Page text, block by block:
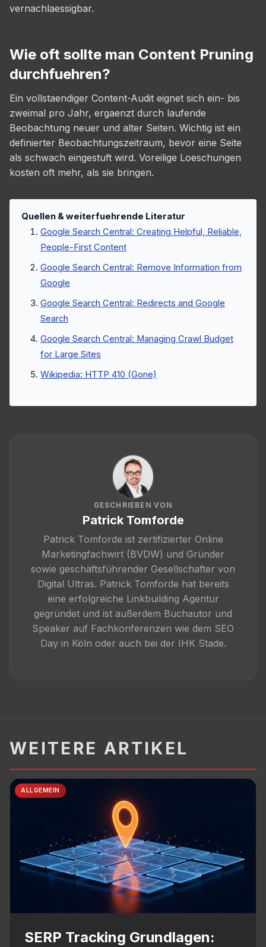
vernachlaessigbar.
Wie oft sollte man Content Pruning
durchfuehren?
Ein vollstaendiger Content-Audit eignet sich ein- bis
zweimal pro Jahr, ergaenzt durch laufende
Beobachtung neuer und alter Seiten. Wichtig ist ein
definierter Beobachtungszeitraum, bevor eine Seite
als schwach eingestuft wird. Voreilige Loeschungen
kosten oft mehr, als sie bringen.
Quellen & weiterfuehrende Literatur
Google Search Central: Creating Helpful, Reliable,
People-First Content
Google Search Central: Remove Information from
Google
Google Search Central: Redirects and Google
Search
Google Search Central: Managing Crawl Budget
for Large Sites
Wikipedia: HTTP 410 (Gone)
GESCHRIEBEN VON
Patrick Tomforde
Patrick Tomforde ist zertifizierter Online
Marketingfachwirt (BVDW) und Gründer
sowie geschäftsführender Gesellschafter von
Digital Ultras. Patrick Tomforde hat bereits
eine erfolgreiche Linkbuilding Agentur
gegründet und ist außerdem Buchautor und
Speaker auf Fachkonferenzen wie dem SEO
Day in Köln oder auch bei der IHK Stade.
WEITERE ARTIKEL
ALLGEMEIN
SERP Tracking Grundlagen: